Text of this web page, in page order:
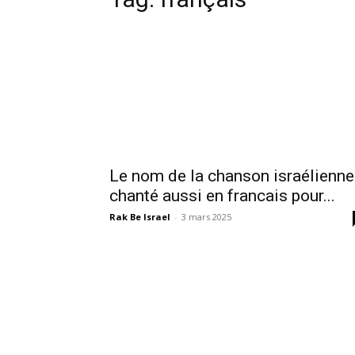
Le nom de la chanson israélienne
chanté aussi en francais pour...
Rak Be Israel - 3 mars 2025